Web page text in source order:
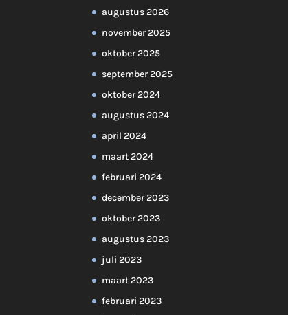
augustus 2026
november 2025
oktober 2025
september 2025
oktober 2024
augustus 2024
april 2024
maart 2024
februari 2024
december 2023
oktober 2023
augustus 2023
juli 2023
maart 2023
februari 2023